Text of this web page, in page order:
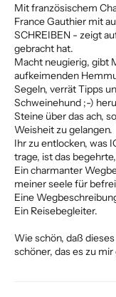
Mit französischem
France Gauthier mit
SCHREIBEN - zeigt
gebracht hat.
Macht neugierig, gibt
aufkeimenden
Segeln, verrät Tipps
Schweinehund ;-)
Steine über das ach,
Weisheit zu gelangen.
Ihr zu entlocken, was
trage, ist das
Ein charmanter
meiner seele für
Eine
Ein Reisebegleiter.
Wie schön, daß
schöner, das es zu